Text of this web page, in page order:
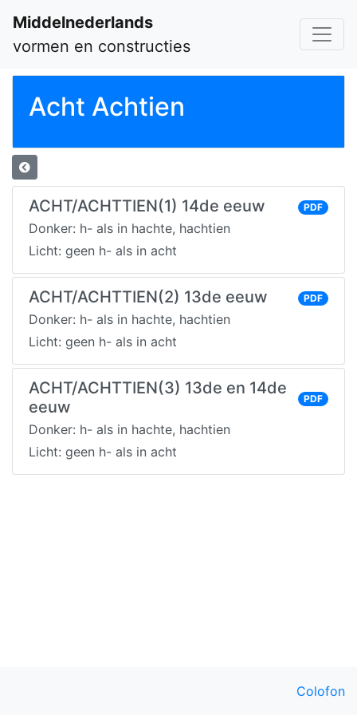
Middelnederlands
vormen en constructies
Acht Achtien
ACHT/ACHTTIEN(1) 14de eeuw PDF
Donker: h- als in hachte, hachtien
Licht: geen h- als in acht
ACHT/ACHTTIEN(2) 13de eeuw PDF
Donker: h- als in hachte, hachtien
Licht: geen h- als in acht
ACHT/ACHTTIEN(3) 13de en 14de
eeuw
PDF
Donker: h- als in hachte, hachtien
Licht: geen h- als in acht
Colofon